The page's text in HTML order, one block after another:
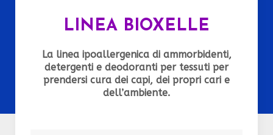
LINEA BIOXELLE
La linea ipoallergenica di ammorbidenti,
detergenti e deodoranti per tessuti per
prendersi cura dei capi, dei propri cari e
dell’ambiente.